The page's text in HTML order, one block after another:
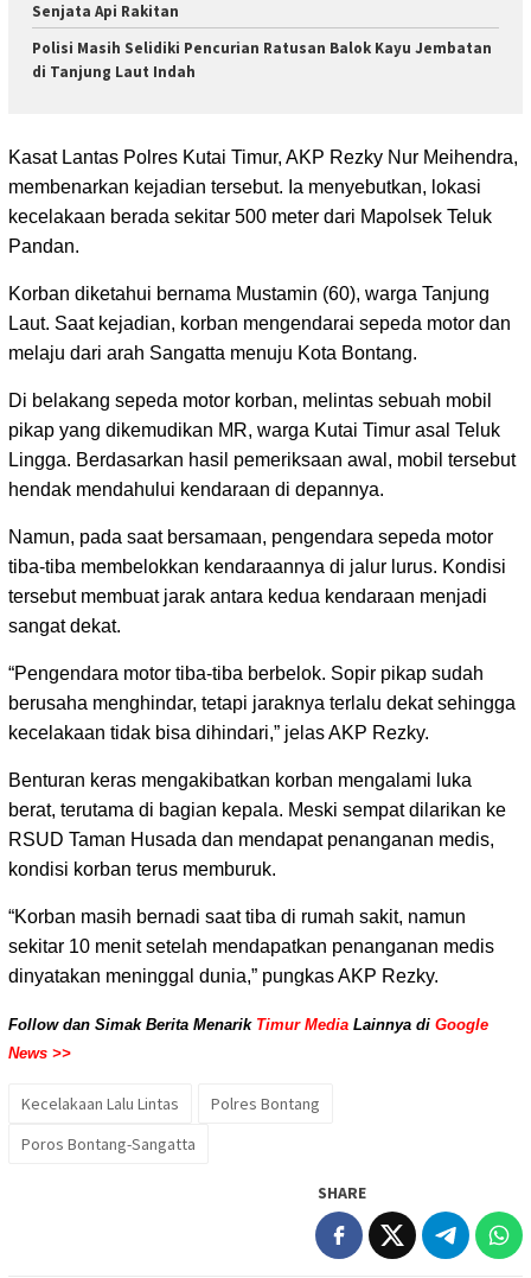
Senjata Api Rakitan
Polisi Masih Selidiki Pencurian Ratusan Balok Kayu Jembatan
di Tanjung Laut Indah
Kasat Lantas Polres Kutai Timur, AKP Rezky Nur Meihendra,
membenarkan kejadian tersebut. Ia menyebutkan, lokasi
kecelakaan berada sekitar 500 meter dari Mapolsek Teluk
Pandan.
Korban diketahui bernama Mustamin (60), warga Tanjung
Laut. Saat kejadian, korban mengendarai sepeda motor dan
melaju dari arah Sangatta menuju Kota Bontang.
Di belakang sepeda motor korban, melintas sebuah mobil
pikap yang dikemudikan MR, warga Kutai Timur asal Teluk
Lingga. Berdasarkan hasil pemeriksaan awal, mobil tersebut
hendak mendahului kendaraan di depannya.
Namun, pada saat bersamaan, pengendara sepeda motor
tiba-tiba membelokkan kendaraannya di jalur lurus. Kondisi
tersebut membuat jarak antara kedua kendaraan menjadi
sangat dekat.
“Pengendara motor tiba-tiba berbelok. Sopir pikap sudah
berusaha menghindar, tetapi jaraknya terlalu dekat sehingga
kecelakaan tidak bisa dihindari,” jelas AKP Rezky.
Benturan keras mengakibatkan korban mengalami luka
berat, terutama di bagian kepala. Meski sempat dilarikan ke
RSUD Taman Husada dan mendapat penanganan medis,
kondisi korban terus memburuk.
“Korban masih bernadi saat tiba di rumah sakit, namun
sekitar 10 menit setelah mendapatkan penanganan medis
dinyatakan meninggal dunia,” pungkas AKP Rezky.
Follow dan Simak Berita Menarik Timur Media Lainnya di Google
News >>
Kecelakaan Lalu Lintas
Polres Bontang
Poros Bontang-Sangatta
SHARE